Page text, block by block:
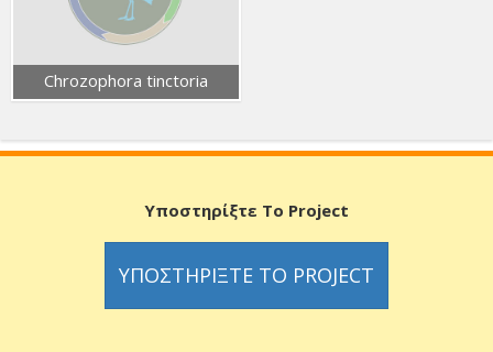
Chrozophora tinctoria
Υποστηρίξτε Το Project
ΥΠΟΣΤΗΡΊΞΤΕ ΤΟ PROJECT